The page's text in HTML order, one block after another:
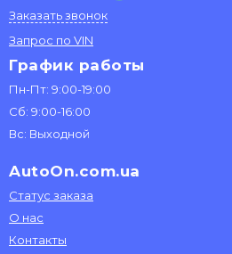
Заказать звонок
Запрос по VIN
График работы
Пн-Пт: 9:00-19:00
Сб: 9:00-16:00
Вс: Выходной
AutoOn.com.ua
Статус заказа
О нас
Контакты